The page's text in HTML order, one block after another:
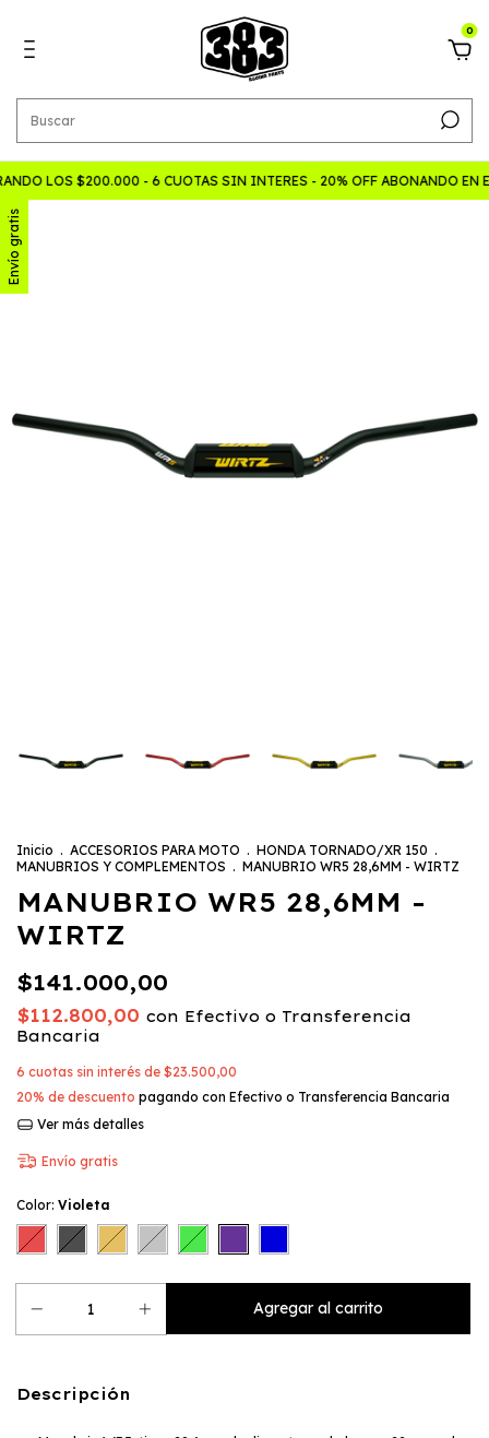
0
LOS $200.000 - 6 CUOTAS SIN INTERES - 20% OFF ABONANDO EN
Envío gratis
Inicio . ACCESORIOS PARA MOTO . HONDA TORNADO/XR 150 .
MANUBRIOS Y COMPLEMENTOS . MANUBRIO WR5 28,6MM - WIRTZ
MANUBRIO WR5 28,6MM -
WIRTZ
$141.000,00
$112.800,00 con Efectivo o Transferencia
Bancaria
6 cuotas sin interés de $23.500,00
20% de descuento pagando con Efectivo o Transferencia Bancaria
Ver más detalles
Envío gratis
Color: Violeta
Descripción